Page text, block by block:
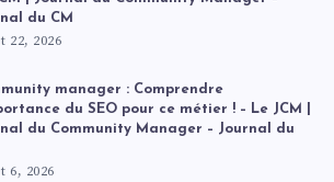
du CM
22, 2026
manager : Comprendre
du SEO pour ce métier ! – Le JCM |
du Community Manager – Journal du
6, 2026